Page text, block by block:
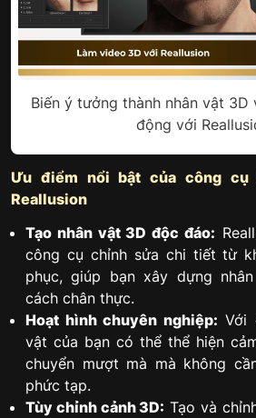
Biến ý tưởng thành nhân vật 3D
động với
Ưu điểm nổi bật của công cụ
Reallusion
Tạo nhân vật 3D độc đáo:
công cụ chỉnh sửa chi tiết từ
phục, giúp bạn xây dựng
cách chân thực.
Hoạt hình chuyên nghiệp: Với
vật của bạn có thể thể hiện
chuyển mượt mà mà không
phức tạp.
Tùy chỉnh cảnh 3D: Tạo và